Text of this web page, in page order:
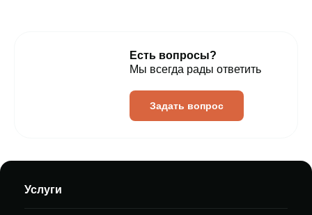
Есть вопросы?
Мы всегда рады ответить
Задать вопрос
Услуги